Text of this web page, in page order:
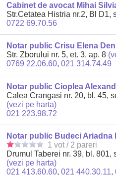
Cabinet de avocat Mihai
Str.Cetatea Histria nr.2, Bl D1,
0722 69.70.56
Notar public Crisu Elena
Str. Zborului nr. 5, et. 3, ap. 8
0769 22.06.60,021 314.74.49
Notar public Cioplea
Calea Crangasi nr. 20, bl. 45,
(vezi pe harta)
021 223.98.72
Notar public Budeci Ariadna
1 vot / 2 pareri
Drumul Taberei nr. 39, bl. 801,
(vezi pe harta)
021 413.60.60,021 440.30.11,